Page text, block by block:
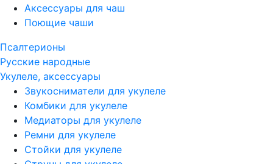
Аксессуары для чаш
Поющие чаши
Псалтерионы
Русские народные
Укулеле, аксессуары
Звукосниматели для укулеле
Комбики для укулеле
Медиаторы для укулеле
Ремни для укулеле
Стойки для укулеле